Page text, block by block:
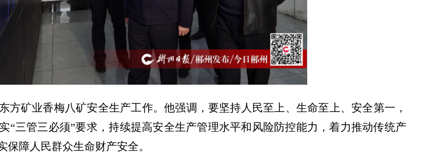
方矿业香梅八矿安全生产工作。他强调，要坚持人民至上、生命至上、安全第一，
“三管三必须”要求，持续提高安全生产管理水平和风险防控能力，着力推动传统产
障人民群众生命财产安全。